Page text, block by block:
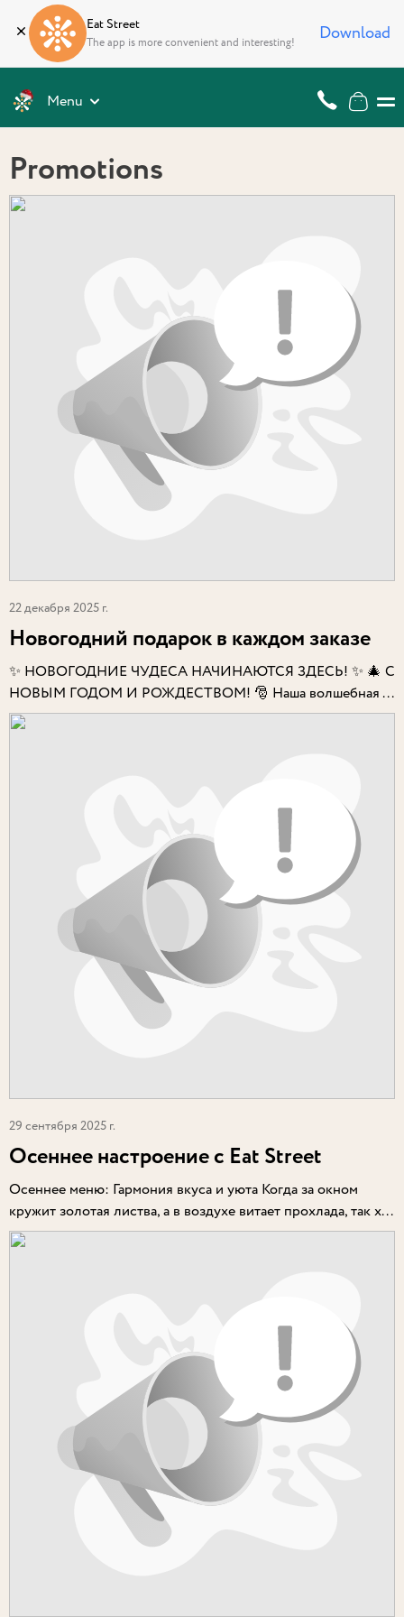
Eat Street
The app is more convenient and interesting! Download
Menu
Promotions
22 декабря 2025 г.
Новогодний подарок в каждом заказе
✨ НОВОГОДНИЕ ЧУДЕСА НАЧИНАЮТСЯ ЗДЕСЬ! ✨ 🎄 С
НОВЫМ ГОДОМ И РОЖДЕСТВОМ! 🎅 Наша волшебная ...
29 сентября 2025 г.
Осеннее настроение с Eat Street
Осеннее меню: Гармония вкуса и уюта Когда за окном
кружит золотая листва, а в воздухе витает прохлада, так х...